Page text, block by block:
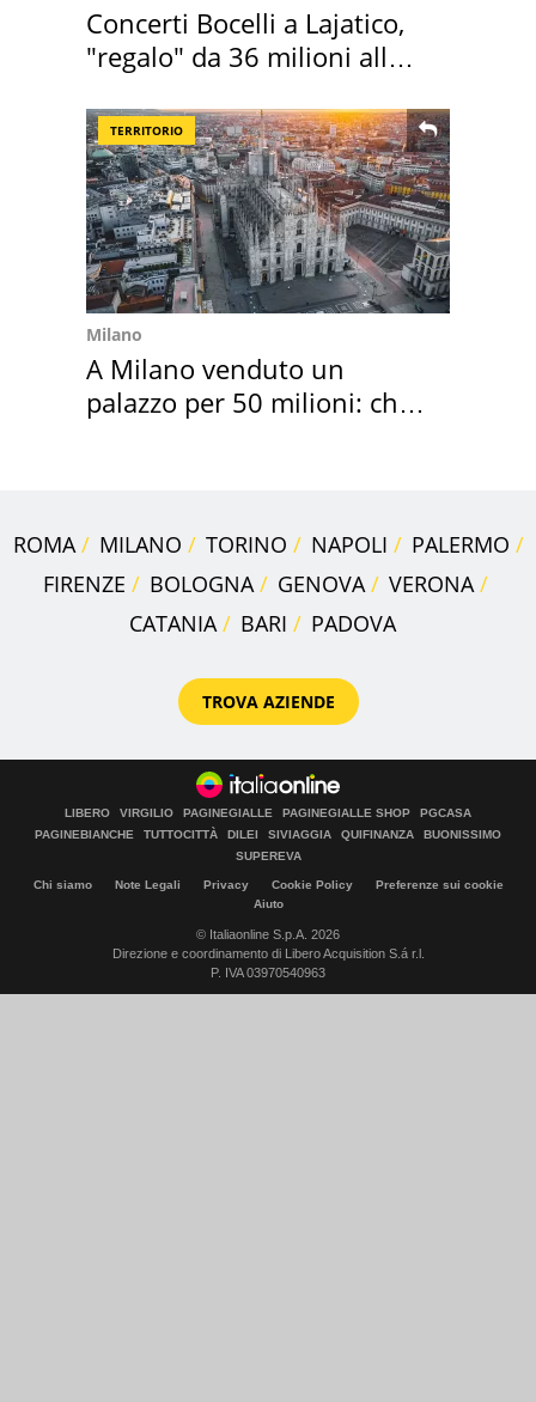
Concerti Bocelli a Lajatico,
"regalo" da 36 milioni alla
TERRITORIO
Milano
A Milano venduto un
palazzo per 50 milioni: chi
ROMA MILANO TORINO NAPOLI
PALERMO
FIRENZE
BOLOGNA GENOVA
VERONA
CATANIA
BARI PADOVA
TROVA AZIENDE
LIBERO VIRGILIO PAGINEGIALLE PAGINEGIALLE SHOP
PGCASA
PAGINEBIANCHE
TUTTOCITTÀ DILEI SIVIAGGIA QUIFINANZA
BUONISSIMO
SUPEREVA
Chi siamo Note Legali Privacy Cookie Policy
Preferenze sui cookie
Aiuto
© Italiaonline S.p.A. 2026
Direzione e coordinamento di Libero Acquisition S.á r.l.
P. IVA 03970540963